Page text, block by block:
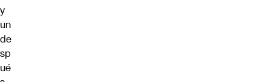
y
un
de
sp
ué